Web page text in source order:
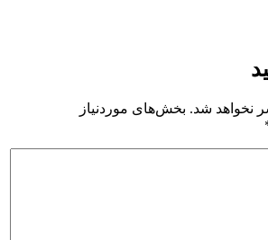
نخواهد شد. بخش‌های موردنیاز